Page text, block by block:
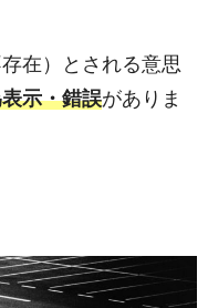
在）とされる意思
示・錯誤がありま